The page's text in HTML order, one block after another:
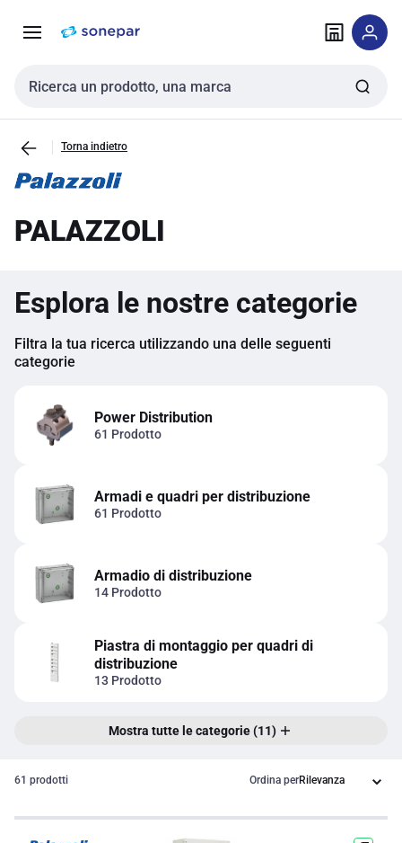
navigazione alla
Cerca input
Torna indietro
PALAZZOLI
Esplora le nostre categorie
Filtra la tua ricerca utilizzando una delle seguenti
categorie
Power Distribution
61 Prodotto
Armadi e quadri per distribuzione
61 Prodotto
Armadio di distribuzione
14 Prodotto
Piastra di montaggio per quadri di
distribuzione
13 Prodotto
Mostra tutte le categorie (11)
61 prodotti Ordina per